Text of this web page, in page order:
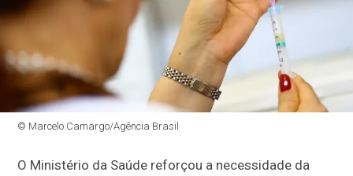
© Marcelo Camargo/Agência Brasil
O Ministério da Saúde reforçou a necessidade da